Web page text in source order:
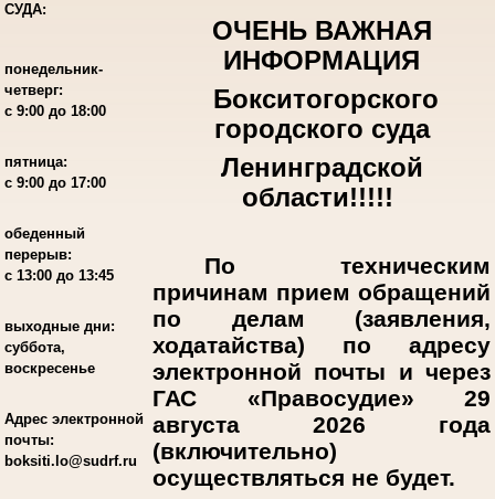
СУДА:
понедельник-
четверг:
с 9:00 до 18:00
пятница:
с 9:00 до 17:00
обеденный
перерыв:
с 13:00 до 13:45
выходные дни:
суббота,
воскресенье
Адрес электронной
почты:
boksiti.lo@sudrf.ru
ОЧЕНЬ ВАЖНАЯ
ИНФОРМАЦИЯ
Бокситогорского
городского суда
Ленинградской
области!!!!!
По техническим
причинам прием обращений
по делам (заявления,
ходатайства) по адресу
электронной почты и через
ГАС «Правосудие» 29
августа 2026 года
(включительно)
осуществляться не будет.